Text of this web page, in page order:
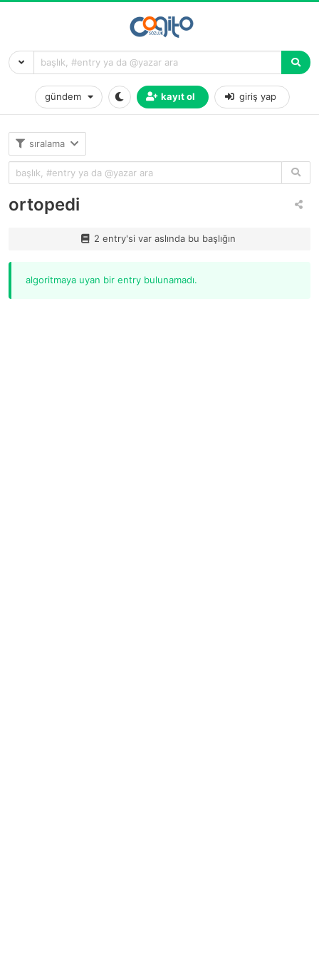
gündem kayıt ol giriş yap
sıralama
ortopedi
2 entry'si var aslında bu başlığın
algoritmaya uyan bir entry bulunamadı.